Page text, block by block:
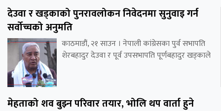
देउवा र खड्काको पुनरावलोकन निवेदनमा सुनुवाइ गर्न
सर्वोच्चको अनुमति
काठमाडौं, २१ साउन । नेपाली कांग्रेसका पुर्व सभापति
शेरबहादुर देउवा र पूर्व उपसभापति पूर्णबहादुर खड्काले
मेहताको शव बुझ्न परिवार तयार, भोलि थप वार्ता हुने